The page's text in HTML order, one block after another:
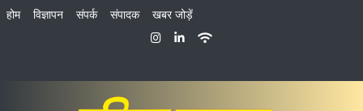
होम विज्ञापन संपर्क संपादक खबर जोड़ें